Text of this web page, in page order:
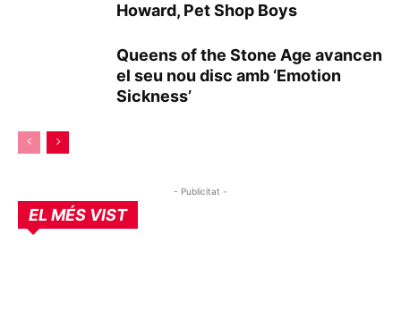
Howard, Pet Shop Boys
Queens of the Stone Age avancen
el seu nou disc amb ‘Emotion
Sickness’
- Publicitat -
EL MÉS VIST